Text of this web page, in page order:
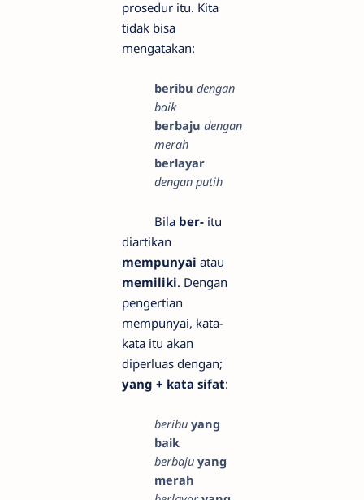
prosedur itu. Kita
tidak bisa
mengatakan:
beribu dengan
baik
berbaju dengan
merah
berlayar
dengan putih
Bila ber- itu
diartikan
mempunyai atau
memiliki. Dengan
pengertian
mempunyai, kata-
kata itu akan
diperluas dengan;
yang + kata sifat:
beribu yang
baik
berbaju yang
merah